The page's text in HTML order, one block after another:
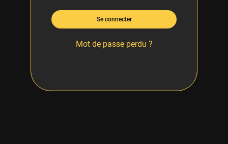
Se connecter
Mot de passe perdu ?